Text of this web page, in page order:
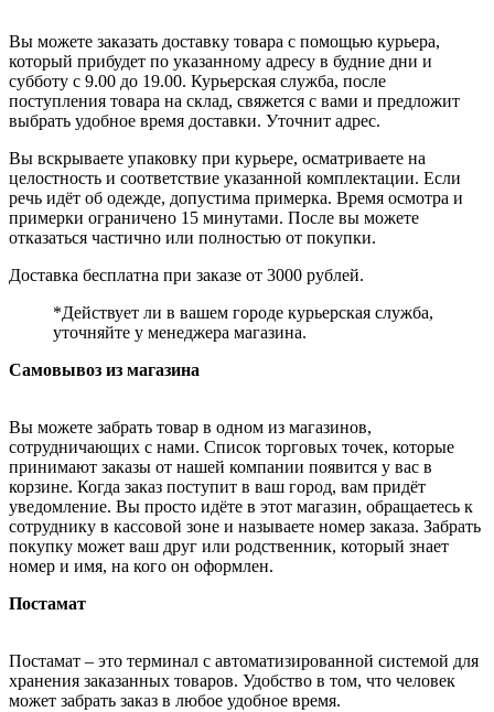
Вы можете заказать доставку товара с помощью курьера,
который прибудет по указанному адресу в будние дни и
субботу с 9.00 до 19.00. Курьерская служба, после
поступления товара на склад, свяжется с вами и предложит
выбрать удобное время доставки. Уточнит адрес.
Вы вскрываете упаковку при курьере, осматриваете на
целостность и соответствие указанной комплектации. Если
речь идёт об одежде, допустима примерка. Время осмотра и
примерки ограничено 15 минутами. После вы можете
отказаться частично или полностью от покупки.
Доставка бесплатна при заказе от 3000 рублей.
*Действует ли в вашем городе курьерская служба,
уточняйте у менеджера магазина.
Самовывоз из магазина
Вы можете забрать товар в одном из магазинов,
сотрудничающих с нами. Список торговых точек, которые
принимают заказы от нашей компании появится у вас в
корзине. Когда заказ поступит в ваш город, вам придёт
уведомление. Вы просто идёте в этот магазин, обращаетесь к
сотруднику в кассовой зоне и называете номер заказа. Забрать
покупку может ваш друг или родственник, который знает
номер и имя, на кого он оформлен.
Постамат
Постамат – это терминал с автоматизированной системой для
хранения заказанных товаров. Удобство в том, что человек
может забрать заказ в любое удобное время.